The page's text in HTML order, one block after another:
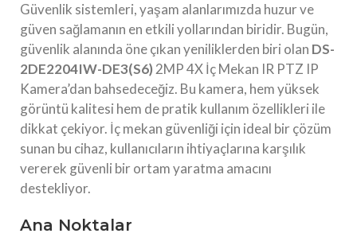
Güvenlik sistemleri, yaşam alanlarımızda huzur ve
güven sağlamanın en etkili yollarından biridir. Bugün,
güvenlik alanında öne çıkan yeniliklerden biri olan DS-
2DE2204IW-DE3(S6) 2MP 4X İç Mekan IR PTZ IP
Kamera’dan bahsedeceğiz. Bu kamera, hem yüksek
görüntü kalitesi hem de pratik kullanım özellikleri ile
dikkat çekiyor. İç mekan güvenliği için ideal bir çözüm
sunan bu cihaz, kullanıcıların ihtiyaçlarına karşılık
vererek güvenli bir ortam yaratma amacını
destekliyor.
Ana Noktalar